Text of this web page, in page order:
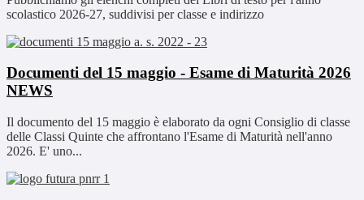
scolastico 2026-27, suddivisi per classe e indirizzo
Documenti del 15 maggio - Esame di Maturità 2026
NEWS
Il documento del 15 maggio è elaborato da ogni Consiglio di classe
delle Classi Quinte che affrontano l'Esame di Maturità nell'anno
2026. E' uno...